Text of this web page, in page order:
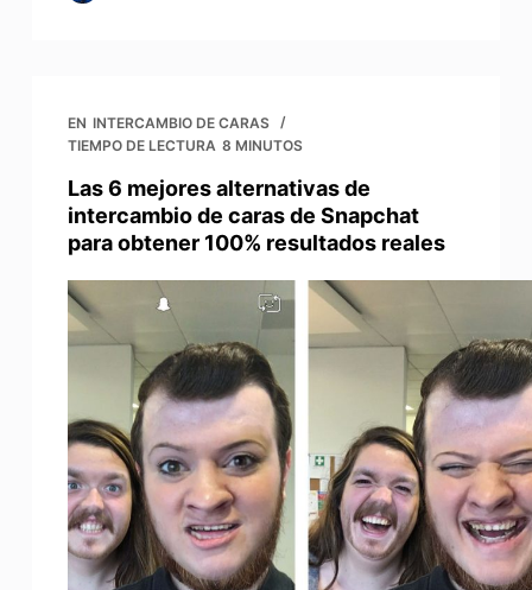
EN INTERCAMBIO DE CARAS
TIEMPO DE LECTURA 8 MINUTOS
Las 6 mejores alternativas de
intercambio de caras de Snapchat
para obtener 100% resultados reales